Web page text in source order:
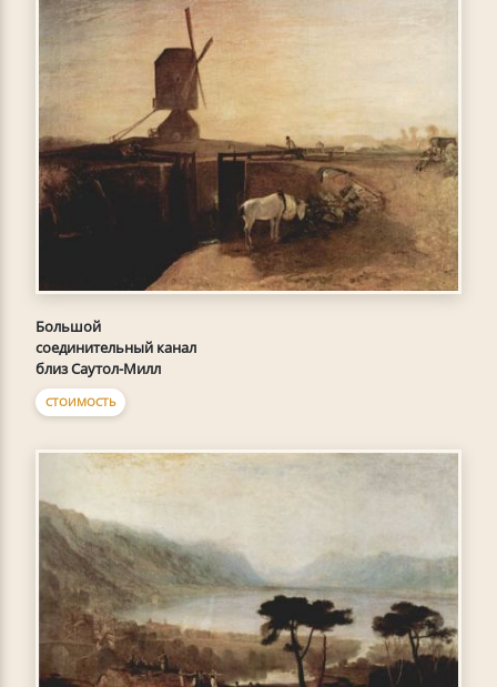
Большой
соединительный канал
близ Саутол-Милл
СТОИМОСТЬ